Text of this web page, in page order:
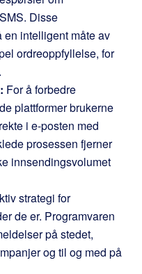
Disse
en intelligent måte av
ordreoppfyllelse, for
For å forbedre
plattformer brukerne
i e-posten med
prosessen fjerner
innsendingsvolumet
strategi for
de er. Programvaren
på stedet,
og til og med på